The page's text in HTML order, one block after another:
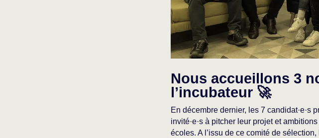
Nous accueillons 3
l’incubateur 🚀
En décembre dernier, les 7 candidat·e·s
invité·e·s à pitcher leur projet et
écoles. A l’issu de ce comité de